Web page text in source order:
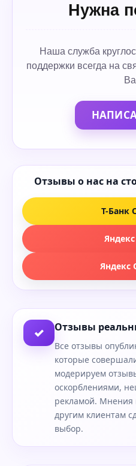
Нужна
Наша служба
поддержки всегда на
Отзывы о нас на
Т-Банк
Яндекс
✓ Отзывы
Все отзывы
которые
модерируем
оскорблениями,
рекламой. Мнения
другим клиентам
выбор.